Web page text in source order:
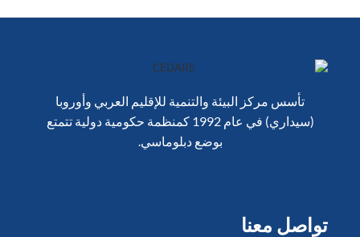
تأسس مركز البيئة والتنمية للإقليم العربي وأوروبا
(سيداري) في عام 1992 كمنظمة حكومية دولية تتمتع
بوضع دبلوماسي.
تواصل معنا